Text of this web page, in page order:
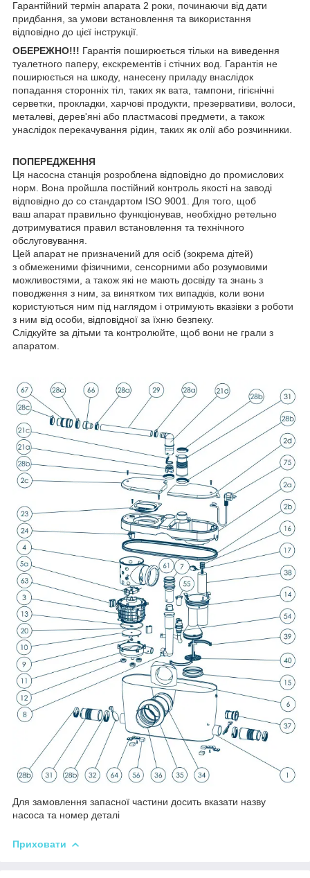
Гарантійний термін апарата 2 роки, починаючи від дати
придбання, за умови встановлення та використання
відповідно до цієї інструкції.
ОБЕРЕЖНО!!! Гарантія поширюється тільки на виведення
туалетного паперу, екскрементів і стічних вод. Гарантія не
поширюється на шкоду, нанесену приладу внаслідок
попадання сторонніх тіл, таких як вата, тампони, гігієнічні
серветки, прокладки, харчові продукти, презервативи, волоси,
металеві, дерев'яні або пластмасові предмети, а також
унаслідок перекачування рідин, таких як олії або розчинники.
ПОПЕРЕДЖЕННЯ
Ця насосна станція розроблена відповідно до промислових
норм. Вона пройшла постійний контроль якості на заводі
відповідно до cо стандартом ISO 9001. Для того, щоб
ваш апарат правильно функціонував, необхідно ретельно
дотримуватися правил встановлення та технічного
обслуговування.
Цей апарат не призначений для осіб (зокрема дітей)
з обмеженими фізичними, сенсорними або розумовими
можливостями, а також які не мають досвіду та знань з
поводження з ним, за винятком тих випадків, коли вони
користуються ним під наглядом і отримують вказівки з роботи
з ним від особи, відповідної за їхню безпеку.
Слідкуйте за дітьми та контролюйте, щоб вони не грали з
апаратом.
Для замовлення запасної частини досить вказати назву
насоса та номер деталі
Приховати